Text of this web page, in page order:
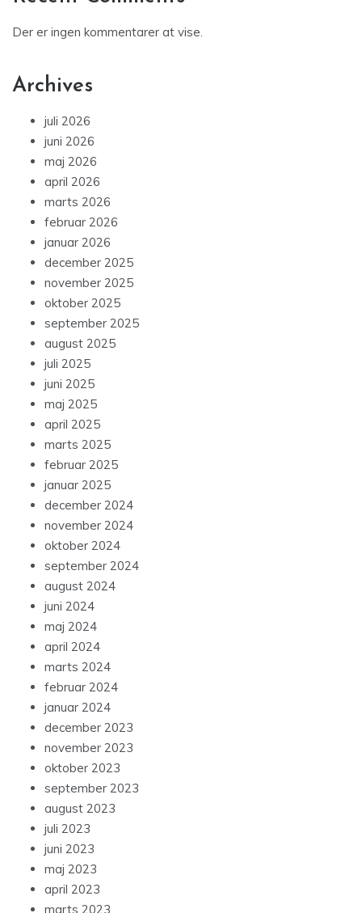
Der er ingen kommentarer at vise.
Archives
juli 2026
juni 2026
maj 2026
april 2026
marts 2026
februar 2026
januar 2026
december 2025
november 2025
oktober 2025
september 2025
august 2025
juli 2025
juni 2025
maj 2025
april 2025
marts 2025
februar 2025
januar 2025
december 2024
november 2024
oktober 2024
september 2024
august 2024
juni 2024
maj 2024
april 2024
marts 2024
februar 2024
januar 2024
december 2023
november 2023
oktober 2023
september 2023
august 2023
juli 2023
juni 2023
maj 2023
april 2023
marts 2023